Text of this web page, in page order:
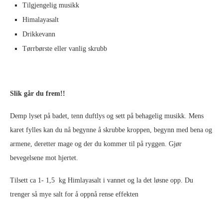
Tilgjengelig musikk
Himalayasalt
Drikkevann
Tørrbørste eller vanlig skrubb
Slik går du frem!!
Demp lyset på badet, tenn duftlys og sett på behagelig musikk. Mens
karet fylles kan du nå begynne å skrubbe kroppen, begynn med bena og
armene, deretter mage og der du kommer til på ryggen. Gjør
bevegelsene mot hjertet.
Tilsett ca 1- 1,5 kg Himlayasalt i vannet og la det løsne opp. Du
trenger så mye salt for å oppnå rense effekten